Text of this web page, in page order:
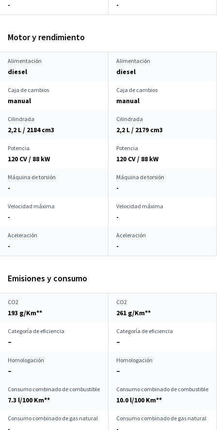
- -
Motor y rendimiento
Alimentación
diesel
Alimentación
diesel
Caja de cambios
manual
Caja de cambios
manual
Cilindrada
2,2 L / 2184 cm3
Cilindrada
2,2 L / 2179 cm3
Potencia
120 CV / 88 kW
Potencia
120 CV / 88 kW
Máquina de torsión
-
Máquina de torsión
-
Velocidad máxima
-
Velocidad máxima
-
Aceleración
-
Aceleración
-
Emisiones y consumo
CO2
193 g/Km**
CO2
261 g/Km**
Categoría de eficiencia
–
Categoría de eficiencia
–
Homologación
–
Homologación
–
Consumo combinado de combustible
7.3 l/100 Km**
Consumo combinado de combustible
10.0 l/100 Km**
Consumo combinado de gas natural Consumo combinado de gas natural